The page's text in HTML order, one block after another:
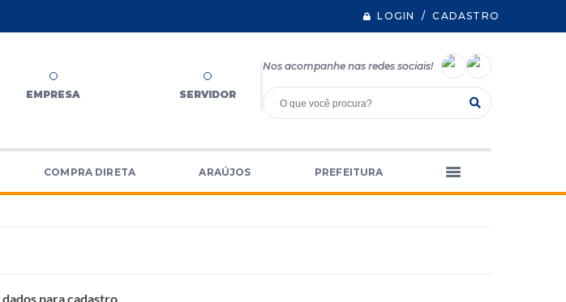
LOGIN / CADASTRO
EMPRESA SERVIDOR
Nos acompanhe nas redes sociais!
COMPRA DIRETA ARAÚJOS PREFEITURA
para cadastro